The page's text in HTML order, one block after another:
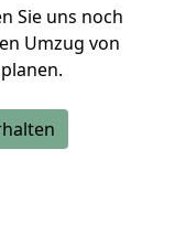
Sie uns noch
Umzug von